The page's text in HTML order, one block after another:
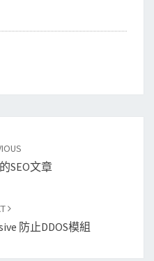
SEO文章
防止DDOS模組